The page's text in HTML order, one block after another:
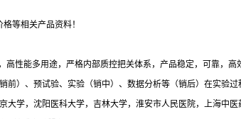
等相关产品资料！
性能多用途，严格内部质控把关体系，产品稳定，可靠，
）、预试验、实验（销中）、数据分析等（销后）在实验过
大学，沈阳医科大学，吉林大学，淮安市人民医院，上海中